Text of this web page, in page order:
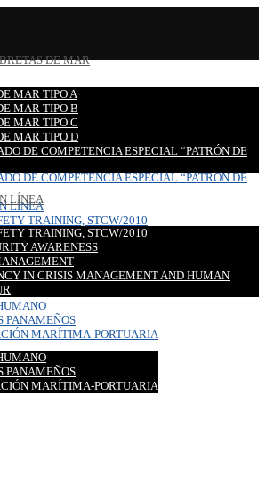
DE MAR
MAR TIPO A
MAR TIPO B
MAR TIPO C
MAR TIPO D
DE COMPETENCIA ESPECIAL “PATRÓN DE
LÍNEA
TRAINING, STCW/2010
AWARENESS
IN CRISIS MANAGEMENT AND HUMAN
PANAMEÑOS
MARÍTIMA-PORTUARIA
DE MAR
MAR TIPO A
MAR TIPO B
MAR TIPO C
MAR TIPO D
DE COMPETENCIA ESPECIAL “PATRÓN DE
LÍNEA
TRAINING, STCW/2010
AWARENESS
IN CRISIS MANAGEMENT AND HUMAN
PANAMEÑOS
MARÍTIMA-PORTUARIA